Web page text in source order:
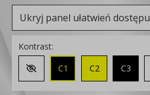
Ukryj panel ułatwień dostępu
Kontrast:
Zmień kontrast na domyślny
C1 C2 C3